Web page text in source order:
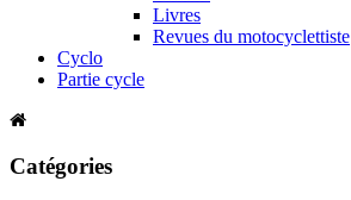
Livres
Revues du motocyclettiste
Cyclo
Partie cycle
Catégories